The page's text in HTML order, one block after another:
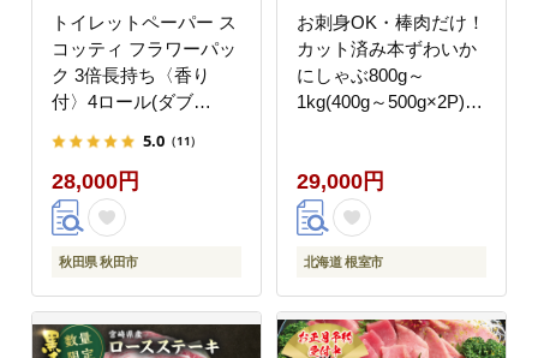
トイレットペーパー ス
コッティ フラワーパッ
ク 3倍長持ち〈香り
付〉4ロール(ダブ
短翌日発送 [スコッティ
フラワーパック トイレ
ットペーパー 日本製紙
クレシア]
5.0 （11）
28,000円
秋田県 秋田市
お刺身OK・棒肉だけ！
カット済み本ずわいか
にしゃぶ800g～
1kg(400g～500g×2P)
29,000円
北海道 根室市